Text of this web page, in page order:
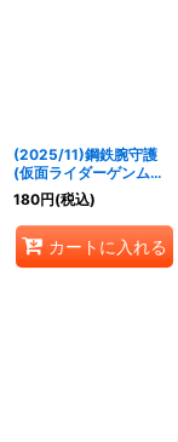
(2025/11)鋼鉄腕守護
(仮面ライダーゲンムイ
ラスト)【C】{BS68-
079}《白》
180円(税込)
カートに入れる